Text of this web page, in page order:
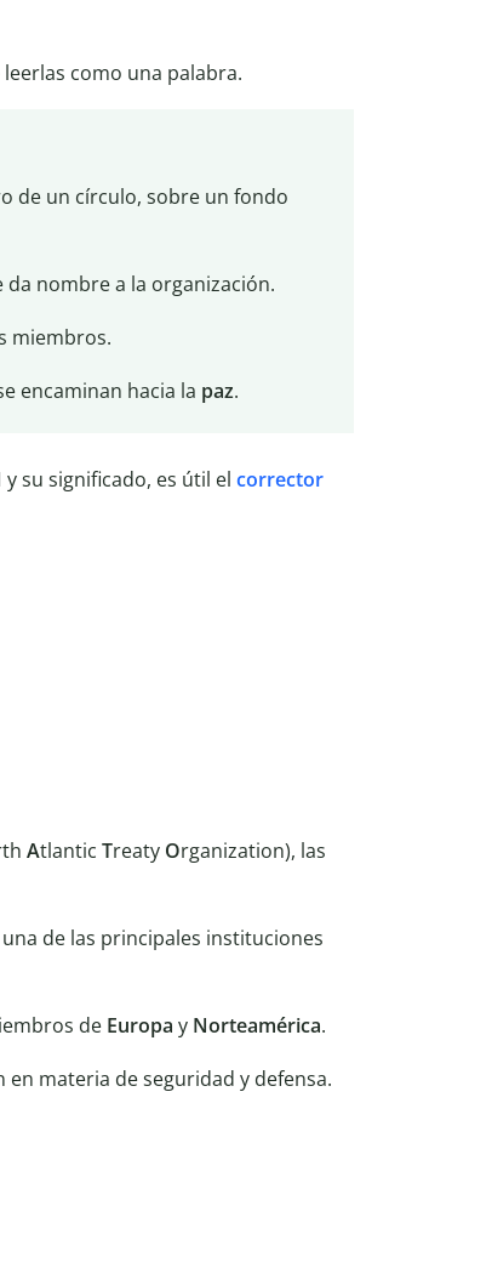
como una palabra.
de un círculo, sobre un fondo
da nombre a la organización.
miembros.
encaminan hacia la paz.
y su significado, es útil el corrector
Atlantic Treaty Organization), las
una de las principales instituciones
de Europa y Norteamérica.
materia de seguridad y defensa.